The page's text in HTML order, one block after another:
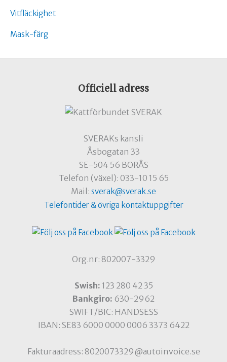
Vitfläckighet
Mask-färg
Officiell adress
SVERAKs kansli
Åsbogatan 33
SE-504 56 BORÅS
Telefon (växel): 033-10 15 65
Mail: sverak@sverak.se
Telefontider & övriga kontaktuppgifter
Org.nr: 802007-3329
Swish: 123 280 42 35
Bankgiro: 630-2962
SWIFT/BIC: HANDSESS
IBAN: SE83 6000 0000 0006 3373 6422
Fakturaadress: 8020073329@autoinvoice.se